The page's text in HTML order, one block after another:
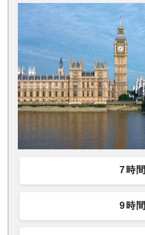
7時間
9時間